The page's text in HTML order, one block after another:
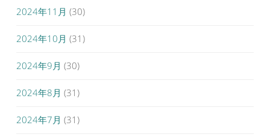
2024年11月 (30)
2024年10月 (31)
2024年9月 (30)
2024年8月 (31)
2024年7月 (31)